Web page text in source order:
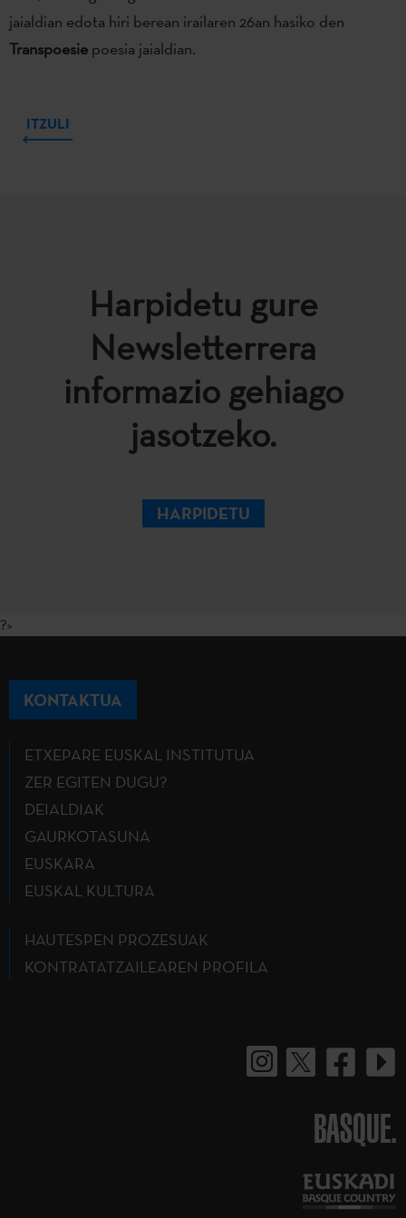
jaialdian edota hiri berean irailaren 26an hasiko den
Transpoesie poesia jaialdian.
ITZULI
Harpidetu gure
Newsletterrera
informazio gehiago
jasotzeko.
HARPIDETU
?>
KONTAKTUA
ETXEPARE EUSKAL INSTITUTUA
ZER EGITEN DUGU?
DEIALDIAK
GAURKOTASUNA
EUSKARA
EUSKAL KULTURA
HAUTESPEN PROZESUAK
KONTRATATZAILEAREN PROFILA
BASQUE.